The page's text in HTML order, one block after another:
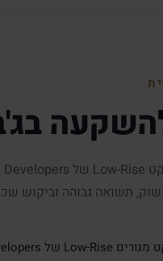
תשואה גבוהה וביקוש